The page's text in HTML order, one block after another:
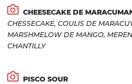
CHEESECAKE DE
CHESSECAKE, COULIS DE
MARSHMELOW DE MANGO,
CHANTILLY
PISCO SOUR